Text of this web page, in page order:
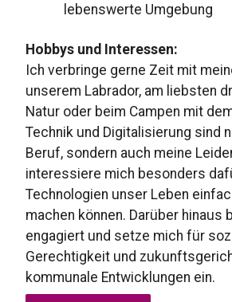
lebenswerte Umgebung
Hobbys und Interessen:
Ich verbringe gerne Zeit mit
unserem Labrador, am liebsten
Natur oder beim Campen mit
Technik und Digitalisierung sind
Beruf, sondern auch meine
interessiere mich besonders
Technologien unser Leben
machen können. Darüber hinaus
engagiert und setze mich für
Gerechtigkeit und
kommunale Entwicklungen ein.